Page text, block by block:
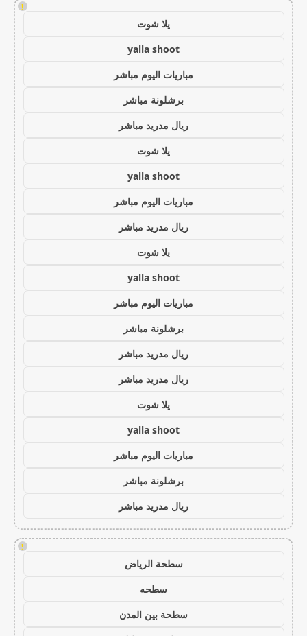
!
يلا شوت
yalla shoot
مباريات اليوم مباشر
برشلونة مباشر
ريال مدريد مباشر
يلا شوت
yalla shoot
مباريات اليوم مباشر
ريال مدريد مباشر
يلا شوت
yalla shoot
مباريات اليوم مباشر
برشلونة مباشر
ريال مدريد مباشر
ريال مدريد مباشر
يلا شوت
yalla shoot
مباريات اليوم مباشر
برشلونة مباشر
ريال مدريد مباشر
!
سطحة الرياض
سطحه
سطحة بين المدن